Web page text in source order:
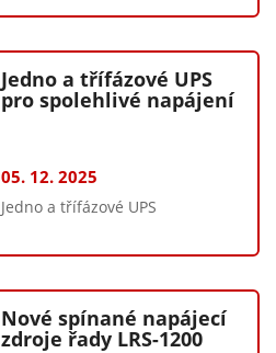
Jedno a třífázové UPS
pro spolehlivé napájení
05. 12. 2025
Jedno a třífázové UPS
Nové spínané napájecí
zdroje řady LRS-1200